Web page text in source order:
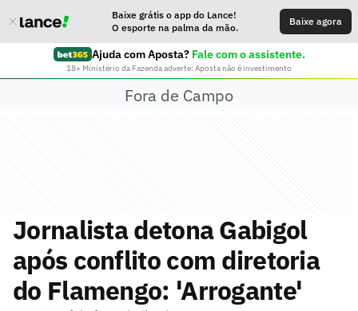
Baixe grátis o app do Lance!
O esporte na palma da mão.
Baixe agora
Ajuda com Aposta? Fale com o assistente.
18+ Ministério da Fazenda adverte: Aposta não é investimento
Fora de Campo
Jornalista detona Gabigol
após conflito com diretoria
do Flamengo: 'Arrogante'